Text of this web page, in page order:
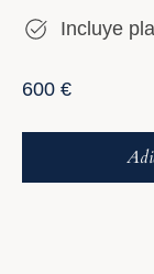
Incluye
Preço
600 €